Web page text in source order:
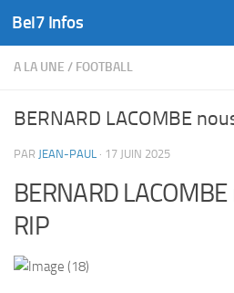
Skip to content
Bel7 Infos
A LA UNE / FOOTBALL
BERNARD LACOMBE
PAR JEAN-PAUL · 17 JUIN 2025
BERNARD
RIP